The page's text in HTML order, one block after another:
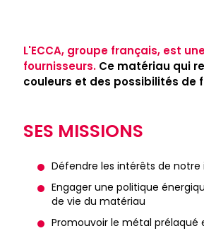
L'ECCA, groupe français, est
fournisseurs. Ce matériau qui
couleurs et des possibilités de
SES MISSIONS
Défendre les intérêts de notre
Engager une politique
de vie du matériau
Promouvoir le métal prélaqué